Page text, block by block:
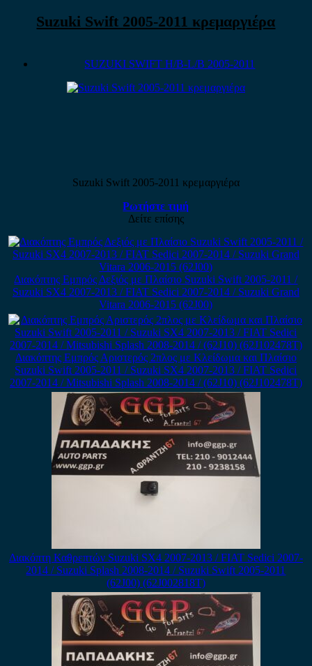
Suzuki Swift 2005-2011 κρεμαργιέρα
SUZUKI SWIFT H/B-L/B 2005-2011
Suzuki Swift 2005-2011 κρεμαργιέρα
Ρωτήστε τιμή
Δείτε επίσης
Διακόπτης Εμπρός Δεξιός με Πλαίσιο Suzuki Swift 2005-2011 /
Suzuki SX4 2007-2013 / FIAT Sedici 2007-2014 / Suzuki Grand
Vitara 2006-2015 (62J00)
Διακόπτης Εμπρός Αριστερός 2πλος με Κλείδωμα και Πλαίσιο
Suzuki Swift 2005-2011 / Suzuki SX4 2007-2013 / FIAT Sedici
2007-2014 / Mitsubishi Splash 2008-2014 / (62J10) (62J102478T)
Διακόπτη Καθρεπτών Suzuki SX4 2007-2013 / FIAT Sedici 2007-
2014 / Suzuki Splash 2008-2014 / Suzuki Swift 2005-2011
(62J00) (62J002818T)